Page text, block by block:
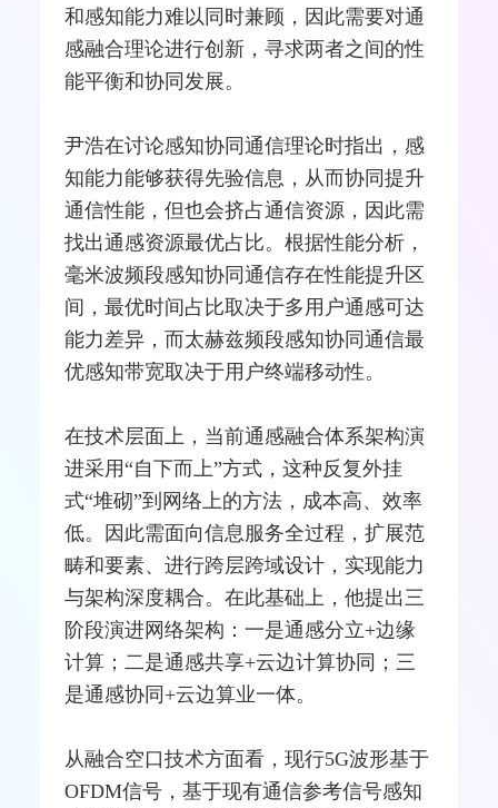
和感知能力难以同时兼顾，因此需要对通
感融合理论进行创新，寻求两者之间的性
能平衡和协同发展。
尹浩在讨论感知协同通信理论时指出，感
知能力能够获得先验信息，从而协同提升
通信性能，但也会挤占通信资源，因此需
找出通感资源最优占比。根据性能分析，
毫米波频段感知协同通信存在性能提升区
间，最优时间占比取决于多用户通感可达
能力差异，而太赫兹频段感知协同通信最
优感知带宽取决于用户终端移动性。
在技术层面上，当前通感融合体系架构演
进采用“自下而上”方式，这种反复外挂
式“堆砌”到 网络 上的方法，成本高、效率
低。因此需面向信息服务全过程，扩展范
畴和要素、进行跨层跨域设计，实现能力
与架构深度耦合。在此基础上，他提出三
阶段演进网络架构：一是通感分立+边缘
计算；二是通感共享+云边计算协同；三
是通感协同+云边算业一体。
从融合空口技术方面看，现行5G波形基于
OFDM信号，基于现有通信参考信号感知